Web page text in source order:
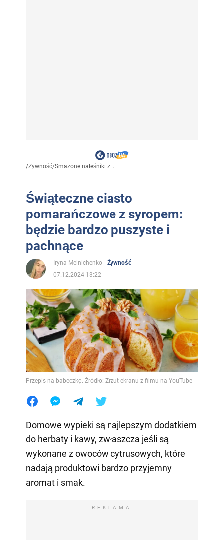
/Żywność/Smażone naleśniki z...
Świąteczne ciasto
pomarańczowe z syropem:
będzie bardzo puszyste i
pachnące
Iryna Melnichenko
Żywność
07.12.2024 13:22
Przepis na babeczkę. Źródło: Zrzut ekranu z filmu na YouTube
Domowe wypieki są najlepszym dodatkiem
do herbaty i kawy, zwłaszcza jeśli są
wykonane z owoców cytrusowych, które
nadają produktowi bardzo przyjemny
aromat i smak.
REKLAMA